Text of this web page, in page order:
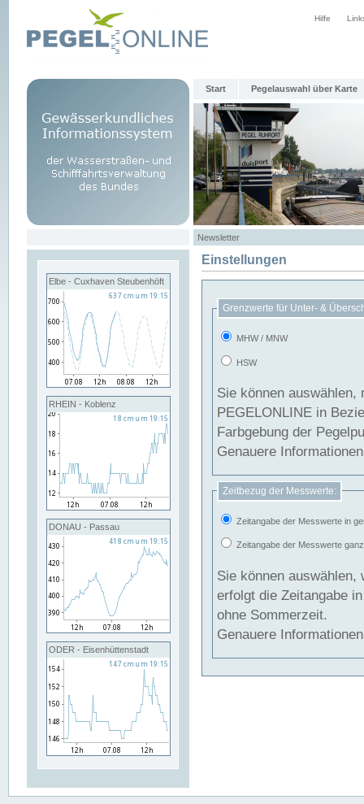
Hilfe
Start Pegelauswahl über Karte
Newsletter
Elbe - Cuxhaven Steubenhöft
RHEIN - Koblenz
DONAU - Passau
ODER - Eisenhüttenstadt
Einstellungen
Grenzwerte für Unter- &
MHW / MNW
HSW
Sie können
PEGELONLINE in Beziehung
Farbgebung der
Genauere
Zeitbezug der Messwerte:
Zeitangabe der Messwerte in
Zeitangabe der Messwerte
Sie können auswählen,
erfolgt die Zeitangabe
ohne Sommerzeit.
Genauere